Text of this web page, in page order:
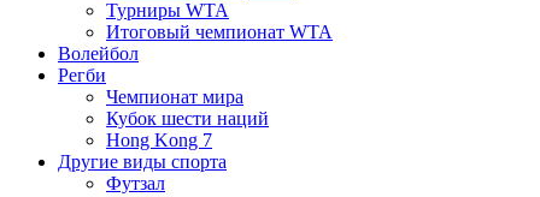
Турниры WTA
Итоговый чемпионат WTA
Волейбол
Регби
Чемпионат мира
Кубок шести наций
Hong Kong 7
Другие виды спорта
Футзал